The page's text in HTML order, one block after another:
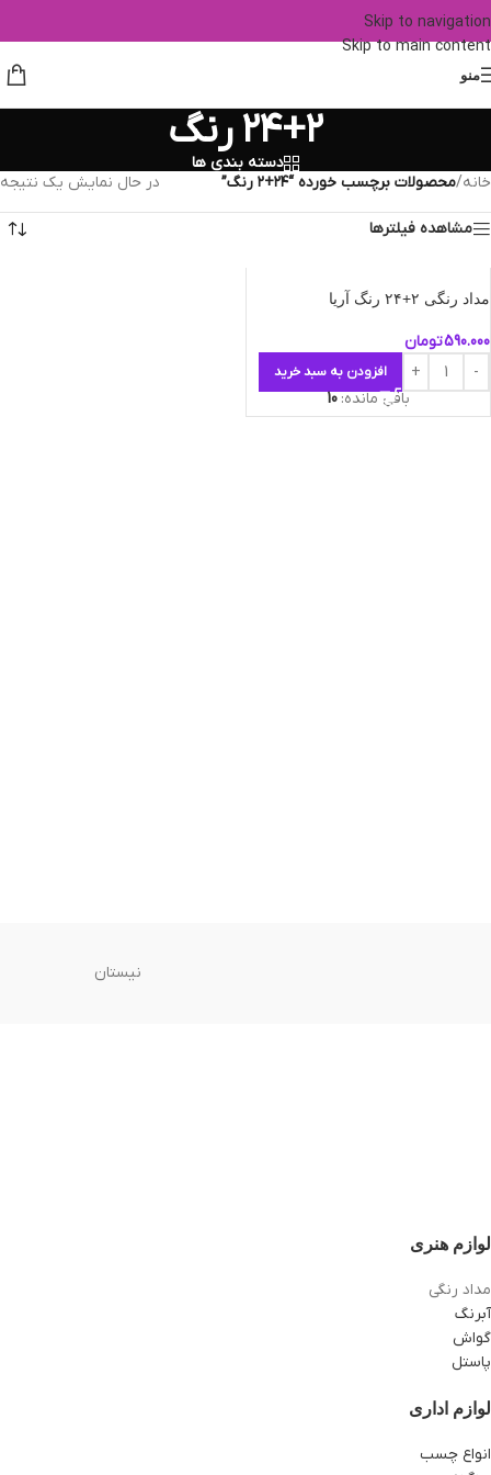
Skip to navigation
Skip to main content
منو
۲۴+۲ رنگ
دسته بندی ها
خانه/محصولات برچسب خورده “۲۴+۲ رنگ” در حال نمایش یک نتیجه
مشاهده فیلترها
مداد رنگی ۲+۲۴ رنگ آریا
590.000تومان
افزودن به سبد خرید
باقی مانده:10
نیستان
لوازم هنری
مداد رنگی
آبرنگ
گواش
پاستل
لوازم اداری
انواع چسب